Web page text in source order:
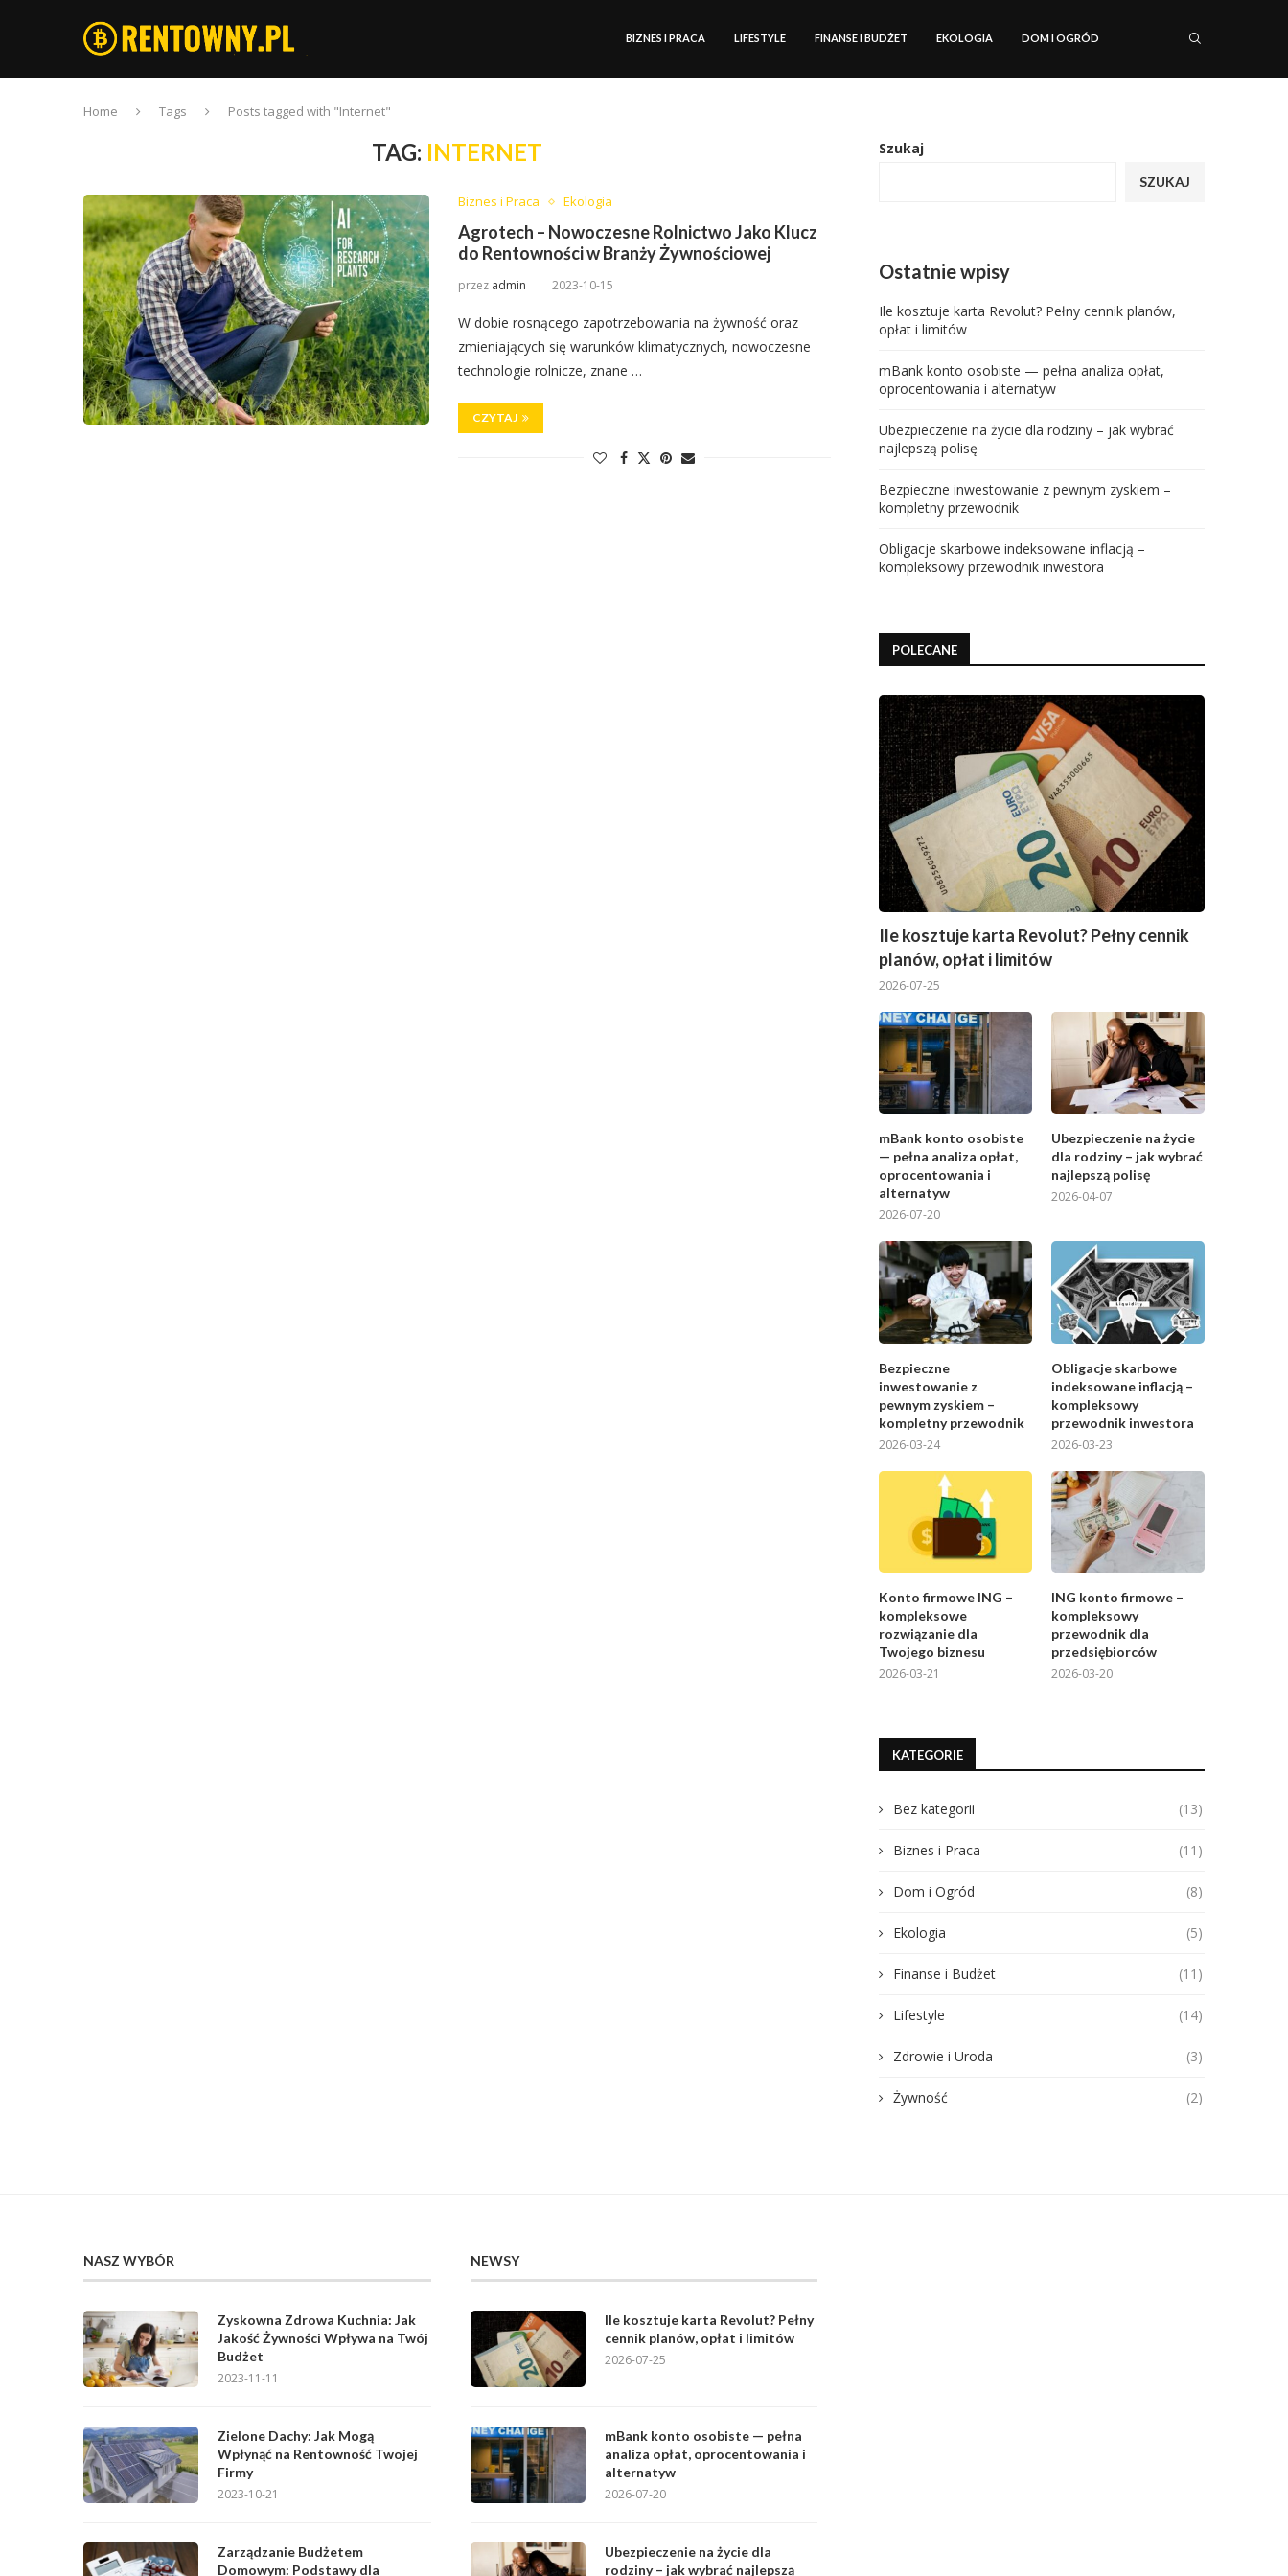
BIZNES I PRACA LIFESTYLE FINANSE I BUDŻET EKOLOGIA DOM I OGRÓD
Home Tags Posts tagged with "Internet"
TAG: INTERNET
Biznes i Praca Ekologia
Agrotech – Nowoczesne Rolnictwo Jako Klucz
do Rentowności w Branży Żywnościowej
przez admin 2023-10-15
W dobie rosnącego zapotrzebowania na żywność oraz
zmieniających się warunków klimatycznych, nowoczesne
technologie rolnicze, znane …
CZYTAJ
Szukaj
SZUKAJ
Ostatnie wpisy
Ile kosztuje karta Revolut? Pełny cennik planów,
opłat i limitów
mBank konto osobiste — pełna analiza opłat,
oprocentowania i alternatyw
Ubezpieczenie na życie dla rodziny – jak wybrać
najlepszą polisę
Bezpieczne inwestowanie z pewnym zyskiem –
kompletny przewodnik
Obligacje skarbowe indeksowane inflacją –
kompleksowy przewodnik inwestora
POLECANE
Ile kosztuje karta Revolut? Pełny cennik
planów, opłat i limitów
2026-07-25
mBank konto osobiste
— pełna analiza opłat,
oprocentowania i
alternatyw
2026-07-20
Ubezpieczenie na życie
dla rodziny – jak wybrać
najlepszą polisę
2026-04-07
Bezpieczne
inwestowanie z
pewnym zyskiem –
kompletny przewodnik
2026-03-24
Obligacje skarbowe
indeksowane inflacją –
kompleksowy
przewodnik inwestora
2026-03-23
Konto firmowe ING –
kompleksowe
rozwiązanie dla
Twojego biznesu
2026-03-21
ING konto firmowe –
kompleksowy
przewodnik dla
przedsiębiorców
2026-03-20
KATEGORIE
Bez kategorii (13)
Biznes i Praca (11)
Dom i Ogród (8)
Ekologia (5)
Finanse i Budżet (11)
Lifestyle (14)
Zdrowie i Uroda (3)
Żywność (2)
NASZ WYBÓR
Zyskowna Zdrowa Kuchnia: Jak
Jakość Żywności Wpływa na Twój
Budżet
2023-11-11
Zielone Dachy: Jak Mogą
Wpłynąć na Rentowność Twojej
Firmy
2023-10-21
Zarządzanie Budżetem
Domowym: Podstawy dla
NEWSY
Ile kosztuje karta Revolut? Pełny
cennik planów, opłat i limitów
2026-07-25
mBank konto osobiste — pełna
analiza opłat, oprocentowania i
alternatyw
2026-07-20
Ubezpieczenie na życie dla
rodziny – jak wybrać najlepszą